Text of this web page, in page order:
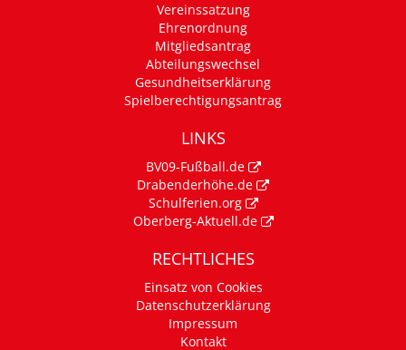
Vereinssatzung
Ehrenordnung
Mitgliedsantrag
Abteilungswechsel
Gesundheitserklärung
Spielberechtigungsantrag
LINKS
BV09-Fußball.de
Drabenderhöhe.de
Schulferien.org
Oberberg-Aktuell.de
RECHTLICHES
Einsatz von Cookies
Datenschutzerklärung
Impressum
Kontakt